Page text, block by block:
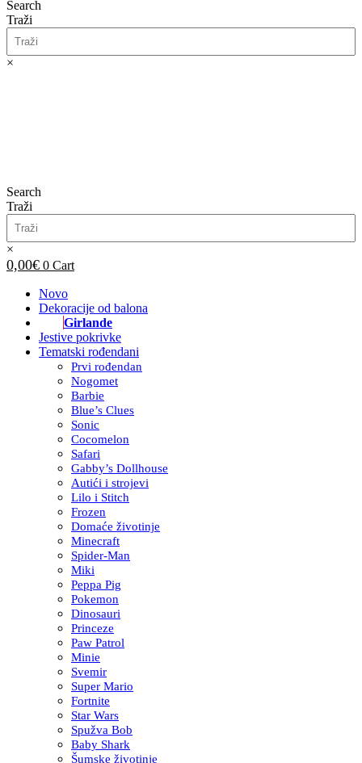
Search
Traži
×
Search
Traži
×
0,00€ 0 Cart
Novo
Dekoracije od balona
Girlande
Jestive pokrivke
Tematski rođendani
Prvi rođendan
Nogomet
Barbie
Blue’s Clues
Sonic
Cocomelon
Safari
Gabby’s Dollhouse
Autići i strojevi
Lilo i Stitch
Frozen
Domaće životinje
Minecraft
Spider-Man
Miki
Peppa Pig
Pokemon
Dinosauri
Princeze
Paw Patrol
Minie
Svemir
Super Mario
Fortnite
Star Wars
Spužva Bob
Baby Shark
Šumske životinje